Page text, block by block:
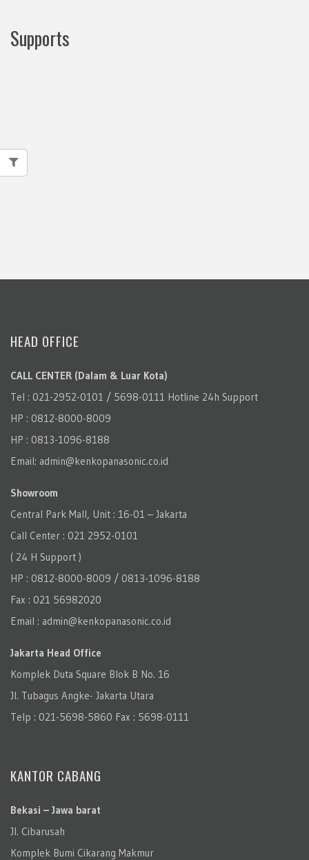
Supports
HEAD OFFICE
CALL CENTER (Dalam & Luar Kota)
Tel : 021-2952-0101 / 5698-0111 Hotline 24h Support
HP : 0812-8000-8009
HP : 0813-1096-8188
Email: admin@kenkopanasonic.co.id
Showroom
Central Park Mall, Unit : 16-01 – Jakarta
Call Center : 021 2952-0101
( 24 H Support )
HP : 0812-8000-8009 / 0813-1096-8188
Fax : 021 56982020
Email : admin@kenkopanasonic.co.id
Jakarta Head Office
Komplek Duta Square Blok B No. 16
Jl. Tubagus Angke- Jakarta Utara
Telp : 021-5698-5860 Fax : 5698-0111
KANTOR CABANG
Bekasi – Jawa barat
Jl. Cibarusah
Komplek Bumi Cikarang Makmur